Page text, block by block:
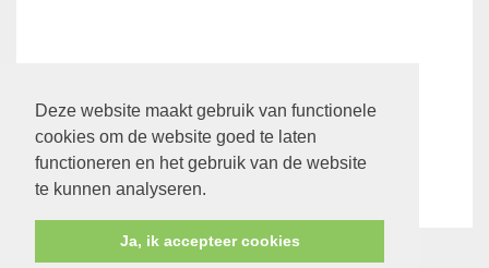
Deze website maakt gebruik van functionele
cookies om de website goed te laten
functioneren en het gebruik van de website
te kunnen analyseren.
Ja, ik accepteer cookies
Ledenpagina
Klik hier om direct naar de ledenpagina te gaan.